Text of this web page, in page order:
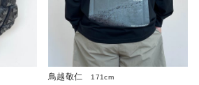
鳥越敬仁
171cm